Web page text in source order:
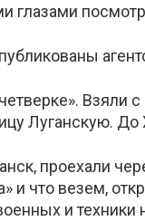
глазами
Луганскую.
проехали
и что везем,
и